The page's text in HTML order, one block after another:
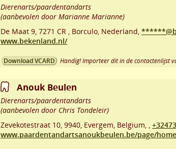
Dierenarts/paardentandarts
(aanbevolen door Marianne Marianne)
De Maat 9 7271 CR Borculo Nederland,
www.bekenland.nl/
Download VCARD Handig! Importeer dit in de contactenlijst
Anouk Beulen
Dierenarts/paardentandarts
(aanbevolen door Chris Tondeleir)
Zevekotestraat 10 9940 Evergem Belgium,
www.paardentandartsanoukbeulen.be/page/home